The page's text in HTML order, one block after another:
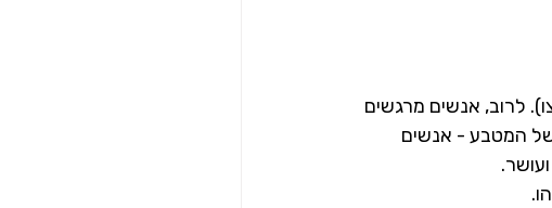
לרוב, אנשים מרגשים
של המטבע - אנשים